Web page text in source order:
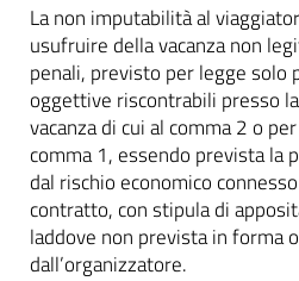
La non imputabilità al
usufruire della vacanza non
penali, previsto per legge solo
oggettive riscontrabili presso
vacanza di cui al comma 2 o
comma 1, essendo prevista la
dal rischio economico
contratto, con stipula di
laddove non prevista in forma
dall’organizzatore.